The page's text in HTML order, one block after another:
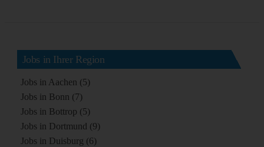
Jobs in Ihrer Region
Jobs in Aachen (5)
Jobs in Bonn (7)
Jobs in Bottrop (5)
Jobs in Dortmund (9)
Jobs in Duisburg (6)